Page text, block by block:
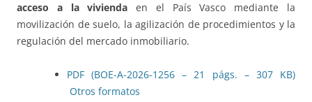
acceso a la vivienda en el País Vasco mediante la
movilización de suelo, la agilización de procedimientos y la
regulación del mercado inmobiliario.
PDF (BOE-A-2026-1256 – 21 págs. – 307 KB)
Otros formatos